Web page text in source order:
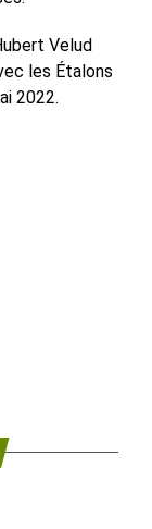
Velud
les Étalons
2022.